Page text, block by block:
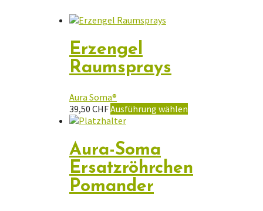
Erzengel
Raumsprays
Aura Soma®
39,50 CHFAusführung wählen
auf.
Die
Aura-Soma
Ersatzröhrchen
Pomander